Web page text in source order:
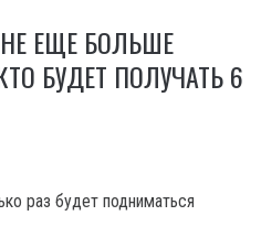
ЕЩЕ БОЛЬШЕ
БУДЕТ ПОЛУЧАТЬ 6
раз будет подниматься